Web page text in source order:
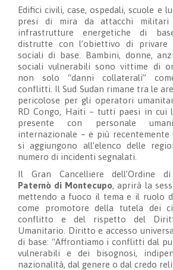
Edifici civili, case, ospedali, scuole e
presi di mira da attacchi militari
infrastrutture energetiche di
distrutte con l’obiettivo di
sociali di base. Bambini, donne,
sociali vulnerabili sono vittime di
non solo “danni collaterali”
conflitti. Il Sud Sudan rimane tra le
pericolose per gli operatori
RD Congo, Haiti – tutti paesi in cui
presente con personale
internazionale – e più recentemente
si aggiungono all’elenco delle
numero di incidenti segnalati.
Il Gran Cancelliere dell’Ordine
Paternò di Montecupo, aprirà la
mettendo a fuoco il tema e il ruolo
come promotore della tutela dei
conflitto e del rispetto del
Umanitario. Diritto e accesso
di base: “Affrontiamo i conflitti dal
vulnerabili e dei bisognosi,
nazionalità, dal genere o dal credo